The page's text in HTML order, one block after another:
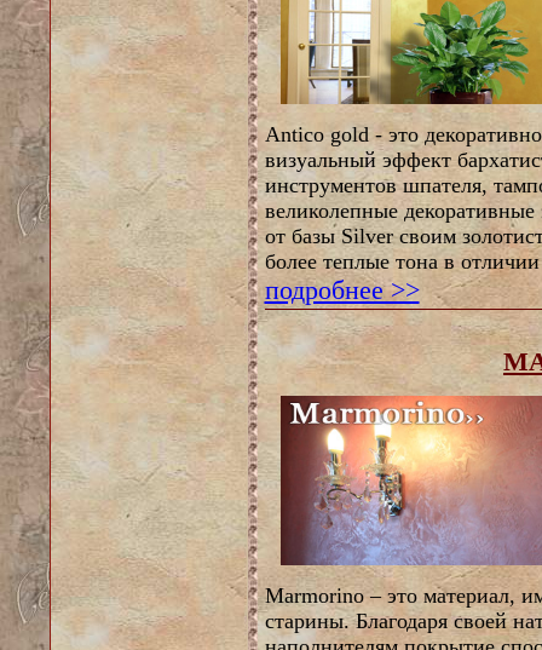
Antico gold - это
визуальный эффект
инструментов шпателя,
великолепные
от базы Silver своим
более теплые тона в
подробнее >>
Marmorino – это материал,
старины. Благодаря своей